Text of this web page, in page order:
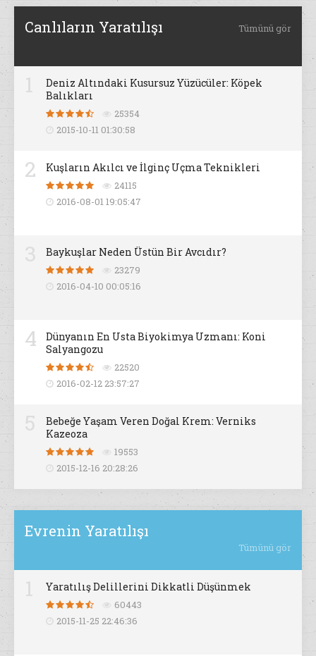
Canlıların Yaratılışı Tümünü gör
Deniz Altındaki Kusursuz Yüzücüler: Köpek
Balıkları
25354
2015-10-11 01:30:58
2 Kuşların Akılcı ve İlginç Uçma Teknikleri
24115
2016-08-01 19:05:47
Baykuşlar Neden Üstün Bir Avcıdır?
23279
2016-04-10 00:05:16
4
Dünyanın En Usta Biyokimya Uzmanı: Koni
Salyangozu
22520
2016-02-12 23:57:27
Bebeğe Yaşam Veren Doğal Krem: Verniks
Kazeoza
19553
2015-12-16 20:28:26
Evrenin Yaratılışı
Tümünü gör
Yaratılış Delillerini Dikkatli Düşünmek
60443
2015-11-25 22:46:36